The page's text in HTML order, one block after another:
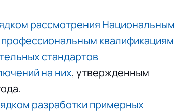
рассмотрения Национальным
квалификациям
стандартов
на них, утвержденным
разработки примерных